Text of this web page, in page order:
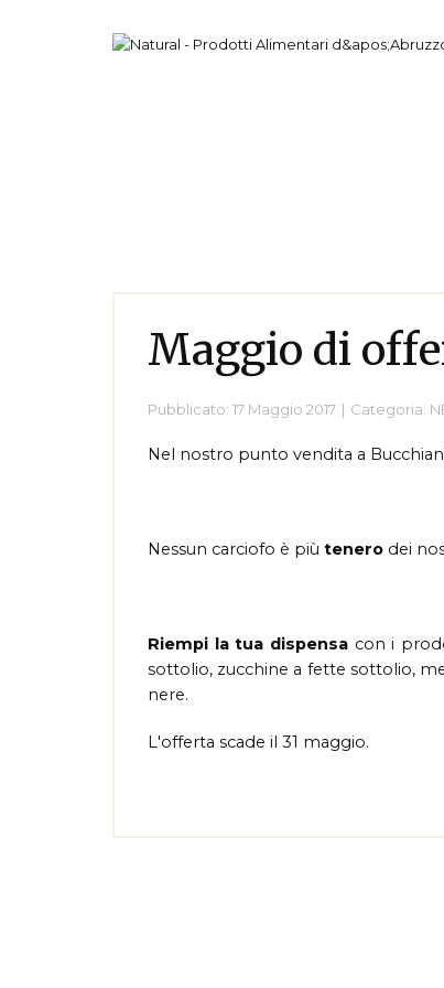
Maggio di
Pubblicato: 17 Maggio 2017 Categoria:
Nel nostro punto vendita a
Nessun carciofo è più tenero dei
Riempi la tua dispensacon i
sottolio, zucchine a fette sottolio,
nere.
L'offerta scade il 31 maggio.